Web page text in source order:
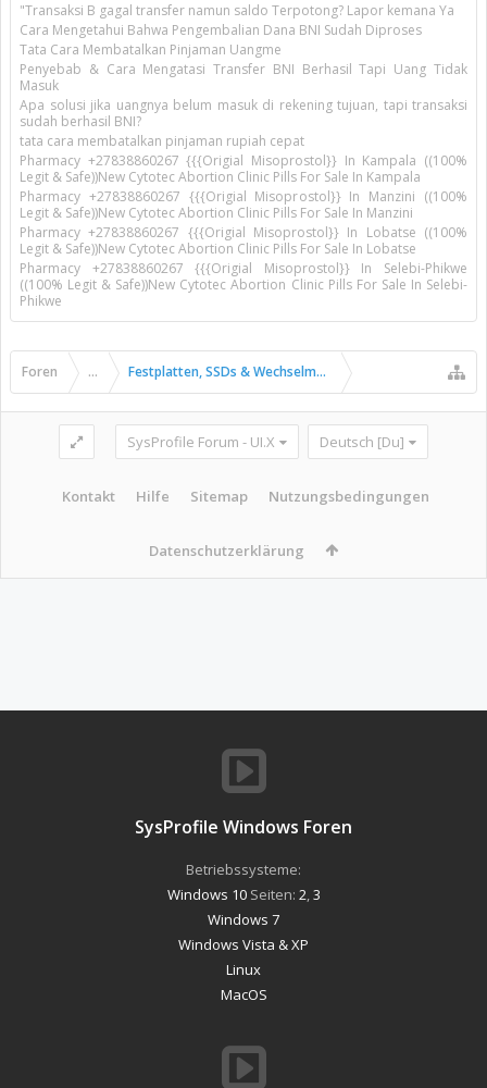
"Transaksi B gagal transfer namun saldo Terpotong? Lapor kemana Ya
Cara Mengetahui Bahwa Pengembalian Dana BNI Sudah Diproses
Tata Cara Membatalkan Pinjaman Uangme
Penyebab & Cara Mengatasi Transfer BNI Berhasil Tapi Uang Tidak
Masuk
Apa solusi jika uangnya belum masuk di rekening tujuan, tapi transaksi
sudah berhasil BNI?
tata cara membatalkan pinjaman rupiah cepat
Pharmacy +27838860267 {{{Origial Misoprostol}} In Kampala ((100%
Legit & Safe))New Cytotec Abortion Clinic Pills For Sale In Kampala
Pharmacy +27838860267 {{{Origial Misoprostol}} In Manzini ((100%
Legit & Safe))New Cytotec Abortion Clinic Pills For Sale In Manzini
Pharmacy +27838860267 {{{Origial Misoprostol}} In Lobatse ((100%
Legit & Safe))New Cytotec Abortion Clinic Pills For Sale In Lobatse
Pharmacy +27838860267 {{{Origial Misoprostol}} In Selebi-Phikwe
((100% Legit & Safe))New Cytotec Abortion Clinic Pills For Sale In Selebi-
Phikwe
Foren ... Festplatten, SSDs & Wechselmedien
SysProfile Forum - UI.X Deutsch [Du]
Kontakt Hilfe Sitemap Nutzungsbedingungen
Datenschutzerklärung
SysProfile Windows Foren
Betriebssysteme:
Windows 10Seiten: 2 3
Windows 7
Windows Vista & XP
Linux
MacOS